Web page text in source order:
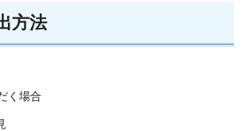
方法
く場合